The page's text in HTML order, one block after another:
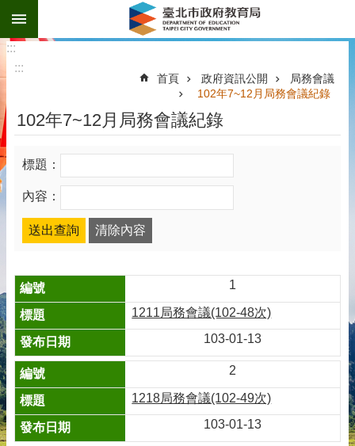
跳到主要內容區塊
:::
:::
首頁 政府資訊公開
局務會議
102年7~12月局務會議紀錄
102年7~12月局務會議紀錄
標題：
內容：
1
1211局務會議(102-48次)
103-01-13
2
1218局務會議(102-49次)
103-01-13